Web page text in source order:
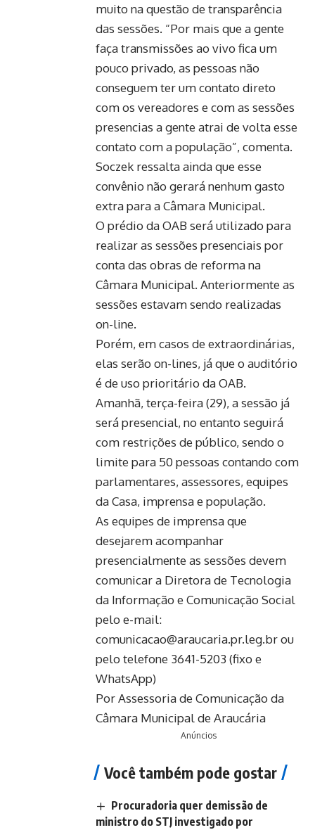
muito na questão de transparência
das sessões. “Por mais que a gente
faça transmissões ao vivo fica um
pouco privado, as pessoas não
conseguem ter um contato direto
com os vereadores e com as sessões
presencias a gente atrai de volta esse
contato com a população”, comenta.
Soczek ressalta ainda que esse
convênio não gerará nenhum gasto
extra para a Câmara Municipal.
O prédio da OAB será utilizado para
realizar as sessões presenciais por
conta das obras de reforma na
Câmara Municipal. Anteriormente as
sessões estavam sendo realizadas
on-line.
Porém, em casos de extraordinárias,
elas serão on-lines, já que o auditório
é de uso prioritário da OAB.
Amanhã, terça-feira (29), a sessão já
será presencial, no entanto seguirá
com restrições de público, sendo o
limite para 50 pessoas contando com
parlamentares, assessores, equipes
da Casa, imprensa e população.
As equipes de imprensa que
desejarem acompanhar
presencialmente as sessões devem
comunicar a Diretora de Tecnologia
da Informação e Comunicação Social
pelo e-mail:
comunicacao@araucaria.pr.leg.br ou
pelo telefone 3641-5203 (fixo e
WhatsApp)
Por Assessoria de Comunicação da
Câmara Municipal de Araucária
Anúncios
Você também pode gostar
Procuradoria quer demissão de
ministro do STJ investigado por